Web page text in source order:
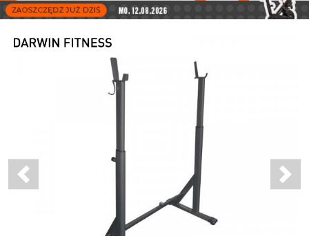
Previous Next